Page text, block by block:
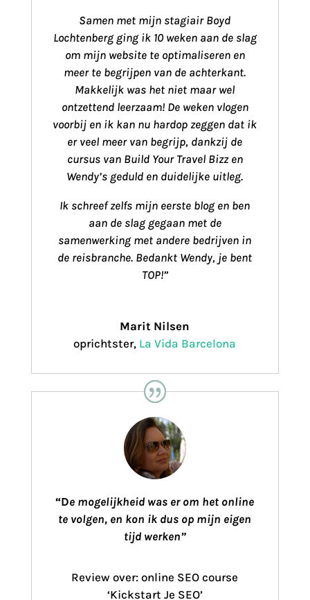
Samen met mijn stagiair Boyd
Lochtenberg ging ik 10 weken aan de slag
om mijn website te optimaliseren en
meer te begrijpen van de achterkant.
Makkelijk was het niet maar wel
ontzettend leerzaam! De weken vlogen
voorbij en ik kan nu hardop zeggen dat ik
er veel meer van begrijp, dankzij de
cursus van Build Your Travel Bizz en
Wendy’s geduld en duidelijke uitleg.
Ik schreef zelfs mijn eerste blog en ben
aan de slag gegaan met de
samenwerking met andere bedrijven in
de reisbranche. Bedankt Wendy, je bent
TOP!”
Marit Nilsen
oprichtster, La Vida Barcelona
“De mogelijkheid was er om het online
te volgen, en kon ik dus op mijn eigen
tijd werken”
Review over: online SEO course
‘Kickstart Je SEO’